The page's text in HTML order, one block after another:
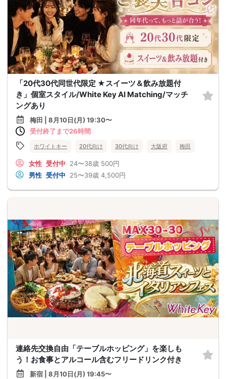
「20代30代同世代限定 ★スイーツ＆飲み放題付
き」個室スタイル/White Key AI Matching/マッチ
ングあり
梅田 | 8月10日(月) 19:30〜
受付終了まで26時間
ホワイトキー 20代向け 30代向け 大阪府 梅田
女性 受付中 24〜38歳 500円
男性 受付中 25〜39歳 4,500円
連絡先交換自由「テーブルホッピング」を楽しも
う！お食事とアルコール含むフリードリンク付き
新宿 | 8月10日(月) 19:45〜